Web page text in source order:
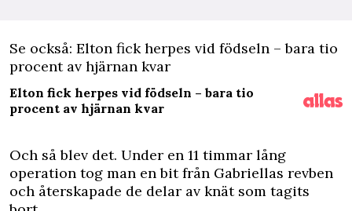
Se också: Elton fick herpes vid födseln – bara tio
procent av hjärnan kvar
Elton fick herpes vid födseln – bara tio
procent av hjärnan kvar
Och så blev det. Under en 11 timmar lång
operation tog man en bit från Gabriellas revben
och återskapade de delar av knät som tagits